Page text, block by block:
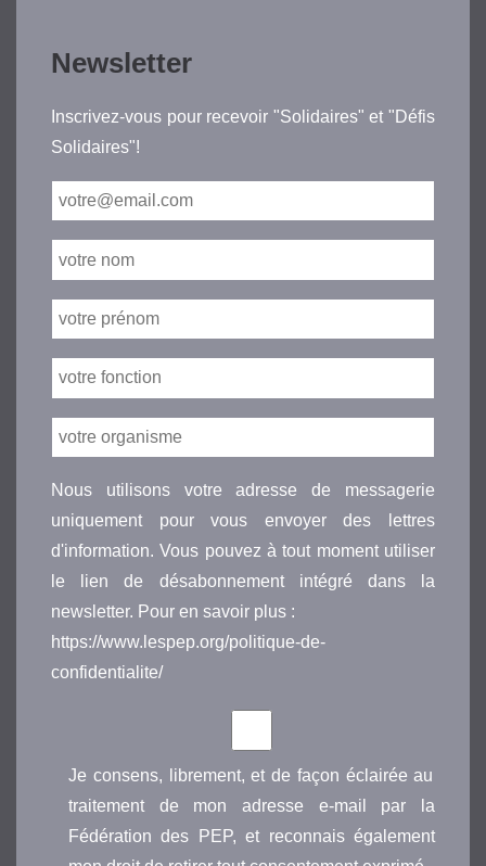
Newsletter
Inscrivez-vous pour recevoir "Solidaires" et "Défis
Solidaires"!
Nous utilisons votre adresse de messagerie
uniquement pour vous envoyer des lettres
d'information. Vous pouvez à tout moment utiliser
le lien de désabonnement intégré dans la
newsletter. Pour en savoir plus :
https://www.lespep.org/politique-de-
confidentialite/
Je consens, librement, et de façon éclairée au
traitement de mon adresse e-mail par la
Fédération des PEP, et reconnais également